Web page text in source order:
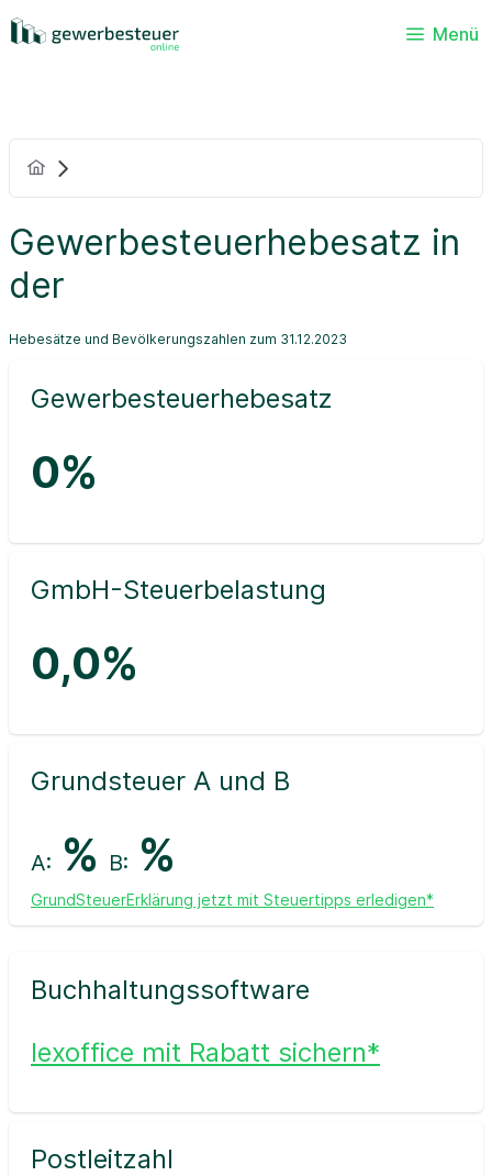
Menü
Gewerbesteuerhebesatz in
der
Hebesätze und Bevölkerungszahlen zum 31.12.2023
Gewerbesteuerhebesatz
0%
GmbH-Steuerbelastung
0,0%
Grundsteuer A und B
A: % B: %
GrundSteuerErklärung jetzt mit Steuertipps erledigen*
Buchhaltungssoftware
lexoffice mit Rabatt sichern*
Postleitzahl